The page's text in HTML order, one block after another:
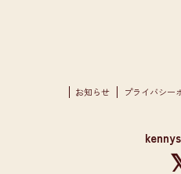
お知らせ プライバシー